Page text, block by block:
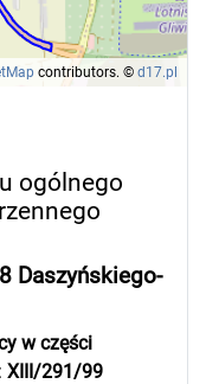
contributors. © d17.pl
ogólnego
Daszyńskiego-
w części
XIII/291/99